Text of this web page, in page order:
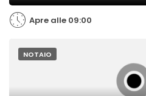
Apre alle 09:00
NOTAIO